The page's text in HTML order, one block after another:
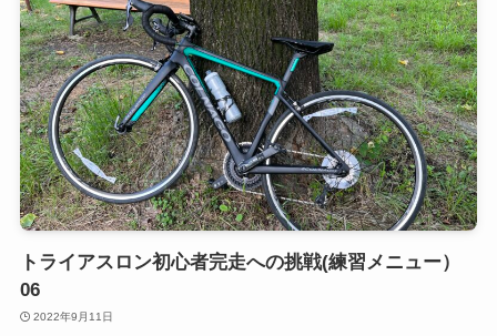
トライアスロン初心者完走への挑戦(練習メニュー）
06
2022年9月11日